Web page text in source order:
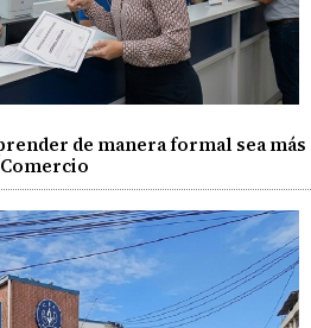
de manera formal sea más